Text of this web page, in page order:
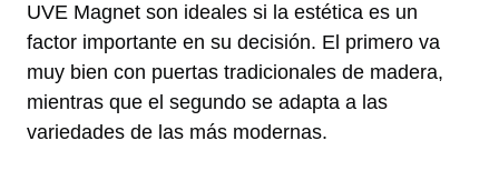
UVE Magnet son ideales si la estética es un
factor importante en su decisión. El primero va
muy bien con puertas tradicionales de madera,
mientras que el segundo se adapta a las
variedades de las más modernas.